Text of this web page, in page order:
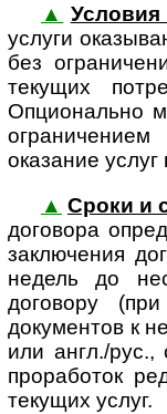
▲ Условия
услуги
без
текущих
Опционально
оказание
▲ Сроки и
договора
заключения
недель до
договору
документов к
или англ./рус.,
проработок
текущих услуг.